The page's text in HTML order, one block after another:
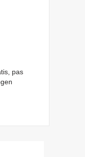
pas